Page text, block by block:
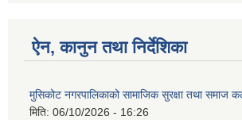
ऐन, कानुन तथा निर्देशिका
मुसिकोट नगरपालिकाको सामाजिक सुरक्षा तथा समाज
मिति: 06/10/2026 - 16:26